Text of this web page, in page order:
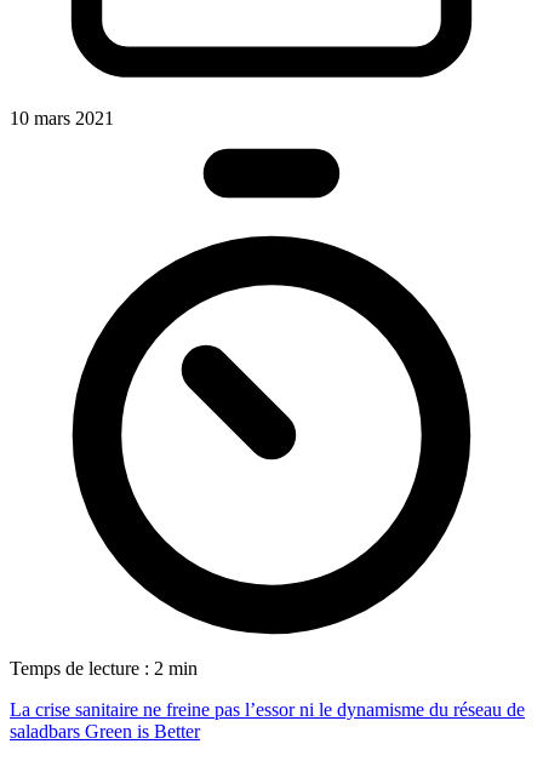
10 mars 2021
Temps de lecture : 2 min
La crise sanitaire ne freine pas l’essor ni le dynamisme du réseau de
saladbars Green is Better